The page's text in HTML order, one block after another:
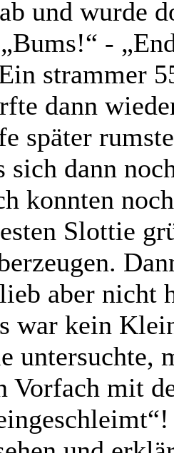
und wurde
-
strammer
dann
später
sich dann
konnten
Slottie
aber nicht
war kein
untersuchte,
Vorfach mit